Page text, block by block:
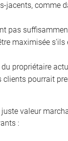
jacents, comme
pas
maximisée
propriétaire
pourrait
valeur
: